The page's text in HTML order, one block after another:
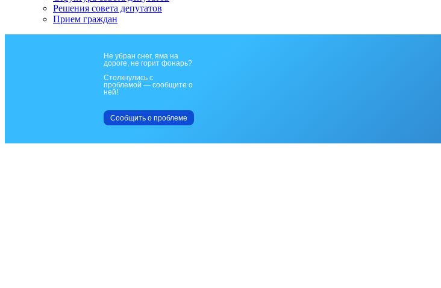
Решения совета депутатов
Прием граждан
Не убран снег, яма на
дороге, не горит фонарь?
Столкнулись с
проблемой — сообщите о
ней!
Сообщить о проблеме